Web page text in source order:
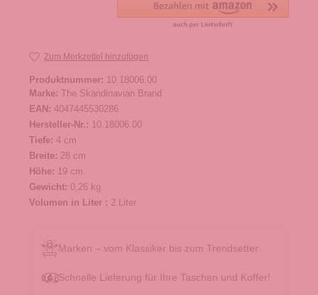
Zum Merkzettel hinzufügen
Produktnummer: 10.18006.00
Marke: The Skandinavian Brand
EAN: 4047445530286
Hersteller-Nr.: 10.18006.00
Tiefe: 4 cm
Breite: 28 cm
Höhe: 19 cm
Gewicht: 0,26 kg
Volumen in Liter : 2 Liter
Marken – vom Klassiker bis zum Trendsetter
Schnelle Lieferung für Ihre Taschen und Koffer!